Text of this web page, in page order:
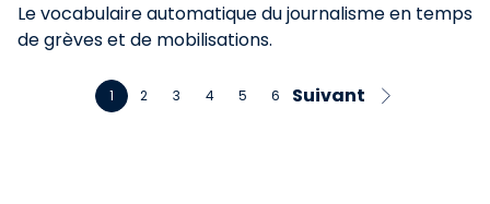
Le vocabulaire automatique du journalisme en temps
de grèves et de mobilisations.
1 2 3 4 5 6 Suivant